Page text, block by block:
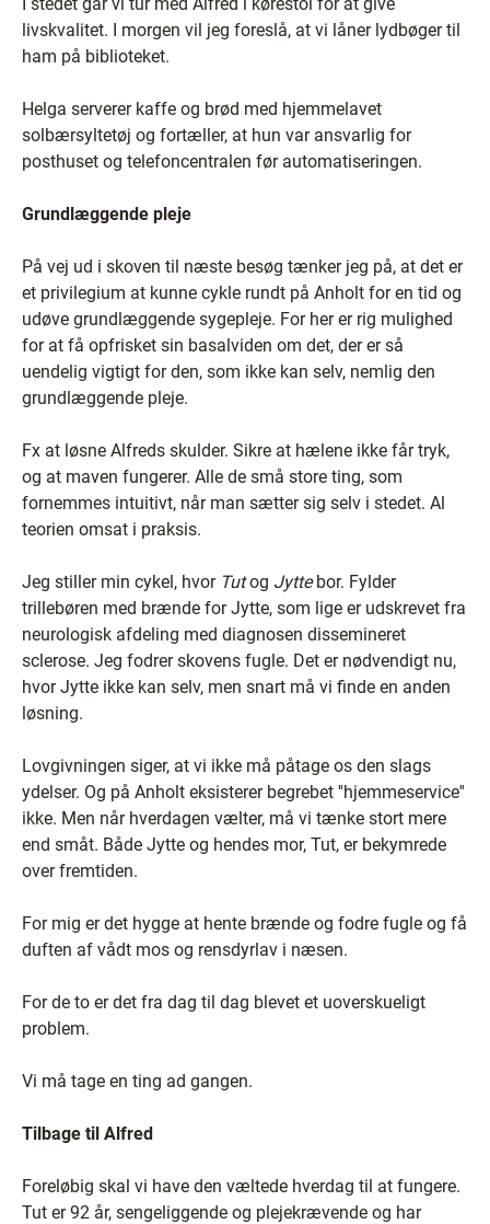
livskvalitet. I morgen vil jeg foreslå, at vi låner lydbøger til
ham på biblioteket.
Helga serverer kaffe og brød med hjemmelavet
solbærsyltetøj og fortæller, at hun var ansvarlig for
posthuset og telefoncentralen før automatiseringen.
Grundlæggende pleje
På vej ud i skoven til næste besøg tænker jeg på, at det er
et privilegium at kunne cykle rundt på Anholt for en tid og
udøve grundlæggende sygepleje. For her er rig mulighed
for at få opfrisket sin basalviden om det, der er så
uendelig vigtigt for den, som ikke kan selv, nemlig den
grundlæggende pleje.
Fx at løsne Alfreds skulder. Sikre at hælene ikke får tryk,
og at maven fungerer. Alle de små store ting, som
fornemmes intuitivt, når man sætter sig selv i stedet. Al
teorien omsat i praksis.
Jeg stiller min cykel, hvor Tutog Jyttebor. Fylder
trillebøren med brænde for Jytte, som lige er udskrevet fra
neurologisk afdeling med diagnosen dissemineret
sclerose. Jeg fodrer skovens fugle. Det er nødvendigt nu,
hvor Jytte ikke kan selv, men snart må vi finde en anden
løsning.
Lovgivningen siger, at vi ikke må påtage os den slags
ydelser. Og på Anholt eksisterer begrebet ''hjemmeservice''
ikke. Men når hverdagen vælter, må vi tænke stort mere
end småt. Både Jytte og hendes mor, Tut, er bekymrede
over fremtiden.
For mig er det hygge at hente brænde og fodre fugle og få
duften af vådt mos og rensdyrlav i næsen.
For de to er det fra dag til dag blevet et uoverskueligt
problem.
Vi må tage en ting ad gangen.
Tilbage til Alfred
Foreløbig skal vi have den væltede hverdag til at fungere.
Tut er 92 år, sengeliggende og plejekrævende og har